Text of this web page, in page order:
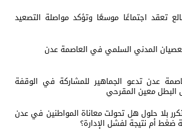
تعقد اجتماعًا موسعًا وتؤكد مواصلة التصعيد
المدني السلمي في العاصمة عدن
عدن تدعو الجماهير للمشاركة في الوقفة
البطل معين المقرحي
بلا حلول هل تحولت معاناة المواطنين في عدن
ضغط أم نتيجة لفشل الإدارة؟